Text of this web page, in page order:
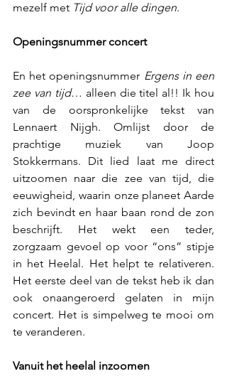
mezelf met Tijd voor alle dingen.
Openingsnummer concert
En het openingsnummer Ergens in een
zee van tijd… alleen die titel al!! Ik hou
van de oorspronkelijke tekst van
Lennaert Nijgh. Omlijst door de
prachtige muziek van Joop
Stokkermans. Dit lied laat me direct
uitzoomen naar die zee van tijd, die
eeuwigheid, waarin onze planeet Aarde
zich bevindt en haar baan rond de zon
beschrijft. Het wekt een teder,
zorgzaam gevoel op voor “ons” stipje
in het Heelal. Het helpt te relativeren.
Het eerste deel van de tekst heb ik dan
ook onaangeroerd gelaten in mijn
concert. Het is simpelweg te mooi om
te veranderen.
Vanuit het heelal inzoomen